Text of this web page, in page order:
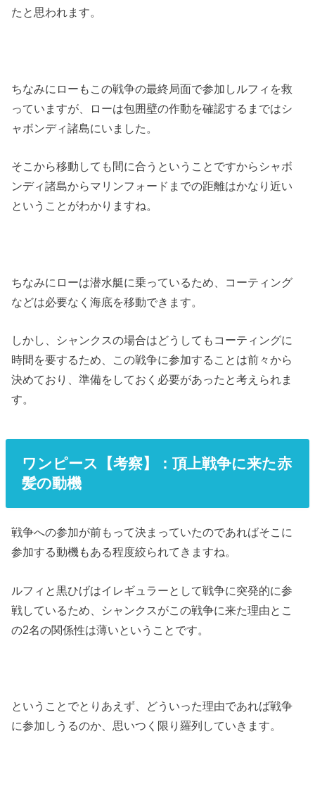
たと思われます。
ちなみにローもこの戦争の最終局面で参加しルフィを救
っていますが、ローは包囲壁の作動を確認するまではシ
ャボンディ諸島にいました。
そこから移動しても間に合うということですからシャボ
ンディ諸島からマリンフォードまでの距離はかなり近い
ということがわかりますね。
ちなみにローは潜水艇に乗っているため、コーティング
などは必要なく海底を移動できます。
しかし、シャンクスの場合はどうしてもコーティングに
時間を要するため、この戦争に参加することは前々から
決めており、準備をしておく必要があったと考えられま
す。
ワンピース【考察】：頂上戦争に来た赤
髪の動機
戦争への参加が前もって決まっていたのであればそこに
参加する動機もある程度絞られてきますね。
ルフィと黒ひげはイレギュラーとして戦争に突発的に参
戦しているため、シャンクスがこの戦争に来た理由とこ
の2名の関係性は薄いということです。
ということでとりあえず、どういった理由であれば戦争
に参加しうるのか、思いつく限り羅列していきます。